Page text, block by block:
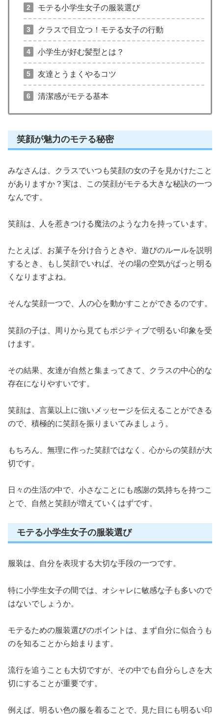
モテる小学生女子の服装選び
クラスで目立つ！モテる女子の行動
小学生が好む髪型とは？
友達とうまくやるコツ
清潔感がモテる基本
笑顔が魅力のモテる秘密
みなさんは、クラスでいつも笑顔の女の子を見かけたこと
がありますか？実は、この笑顔がモテる大きな秘訣の一つ
なんです。
笑顔は、人を惹きつける魔法のような力を持っています。
たとえば、お菓子を分け合うときや、遊びのルールを説明
するとき、もし笑顔でいれば、その場の空気がぱっと明る
くなりますよね。
そんな笑顔一つで、人の心を動かすことができるのです。
笑顔の子は、周りから見てもポジティブで明るい印象を受
けます。
その結果、友達が自然と集まってきて、クラスの中心的な
存在になりやすいです。
笑顔は、言葉以上に強いメッセージを伝えることができる
ので、積極的に笑顔を振りまいてみましょう。
もちろん、無理に作った笑顔ではなく、心からの笑顔が大
切です。
日々の生活の中で、小さなことにも感謝の気持ちを持つこ
とで、自然と笑顔が増えていくはずです。
モテる小学生女子の服装選び
服装は、自分を表現する大切な手段の一つです。
特に小学生女子の間では、オシャレに敏感な子も多いので
はないでしょうか。
モテるための服装選びのポイントは、まず自分に似合うも
のを知ることから始まります。
流行を追うことも大切ですが、その中でも自分らしさを大
切にすることが重要です。
例えば、明るい色の服を着ることで、見た目にも明るい印